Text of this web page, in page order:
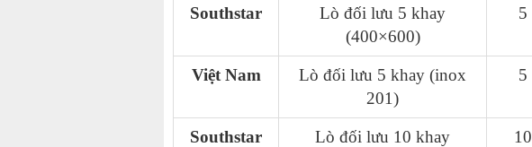
Southstar
Lò đối lưu 5 khay
(400×600)
5
Việt Nam
Lò đối lưu 5 khay (inox
201)
5
Southstar Lò đối lưu 10 khay 10